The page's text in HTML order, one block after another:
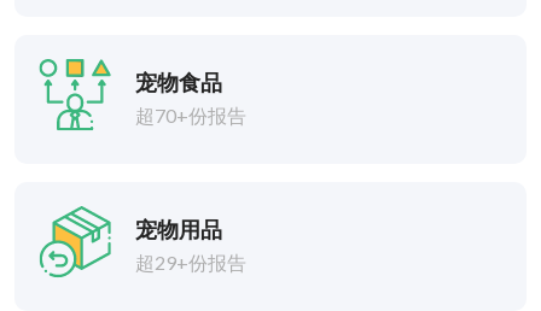
宠物食品
超70+份报告
宠物用品
超29+份报告